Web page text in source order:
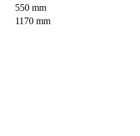
550 mm
1170 mm